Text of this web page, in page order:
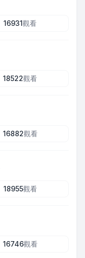
16931觀看
18522觀看
16882觀看
18955觀看
16746觀看